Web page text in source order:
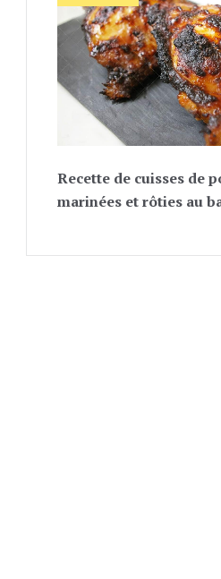
Recette de cuisses de
marinées et rôties au